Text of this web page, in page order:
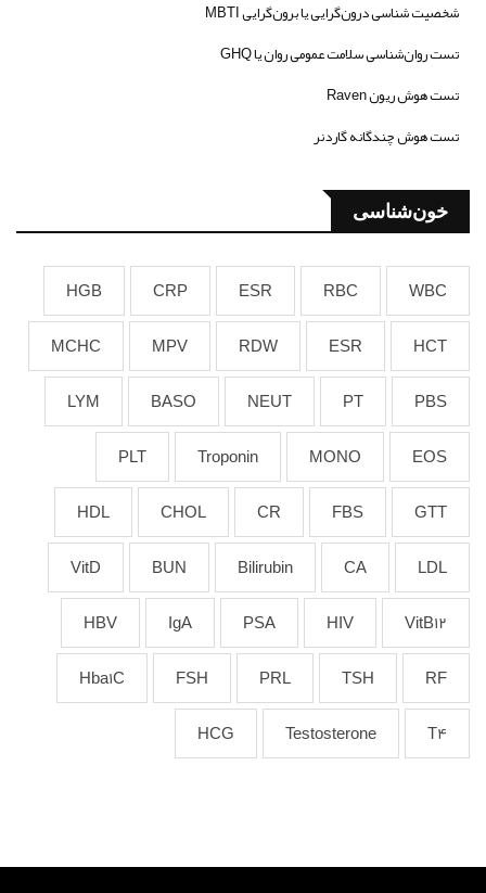
شخصیت شناسی درون‌گرایی یا برون‌گرایی MBTI
تست روان‌شناسی سلامت عمومی روان یا GHQ
تست هوش ریون Raven
تست هوش چندگانه گاردنر
خون‌شناسی
WBC
RBC
ESR
CRP
HGB
HCT
ESR
RDW
MPV
MCHC
PBS
PT
NEUT
BASO
LYM
EOS
MONO
Troponin
PLT
GTT
FBS
CR
CHOL
HDL
LDL
CA
Bilirubin
BUN
VitD
VitB12
HIV
PSA
IgA
HBV
RF
TSH
PRL
FSH
Hba1C
T4
Testosterone
HCG